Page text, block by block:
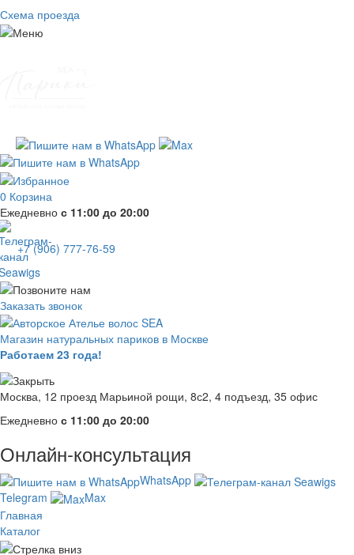
Схема проезда
0 Корзина
Ежедневно с 11:00 до 20:00
+7 (906) 777-76-59
Заказать звонок
Магазин натуральных париков в Москве
Работаем 23 года!
Москва, 12 проезд Марьиной рощи, 8с2, 4 подъезд, 35 офис
Ежедневно с 11:00 до 20:00
Онлайн-консультация
WhatsApp
Telegram
Max
Главная
Каталог